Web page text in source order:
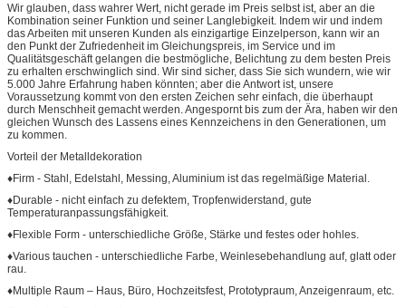
Wir glauben, dass wahrer Wert, nicht gerade im Preis selbst ist, aber an die
Kombination seiner Funktion und seiner Langlebigkeit. Indem wir und indem
das Arbeiten mit unseren Kunden als einzigartige Einzelperson, kann wir an
den Punkt der Zufriedenheit im Gleichungspreis, im Service und im
Qualitätsgeschäft gelangen die bestmögliche, Belichtung zu dem besten Preis
zu erhalten erschwinglich sind. Wir sind sicher, dass Sie sich wundern, wie wir
5.000 Jahre Erfahrung haben könnten; aber die Antwort ist, unsere
Voraussetzung kommt von den ersten Zeichen sehr einfach, die überhaupt
durch Menschheit gemacht werden. Angespornt bis zum der Ära, haben wir den
gleichen Wunsch des Lassens eines Kennzeichens in den Generationen, um
zu kommen.
Vorteil der Metalldekoration
♦Firm - Stahl, Edelstahl, Messing, Aluminium ist das regelmäßige Material.
♦Durable - nicht einfach zu defektem, Tropfenwiderstand, gute
Temperaturanpassungsfähigkeit.
♦Flexible Form - unterschiedliche Größe, Stärke und festes oder hohles.
♦Various tauchen - unterschiedliche Farbe, Weinlesebehandlung auf, glatt oder
rau.
♦Multiple Raum – Haus, Büro, Hochzeitsfest, Prototypraum, Anzeigenraum, etc.